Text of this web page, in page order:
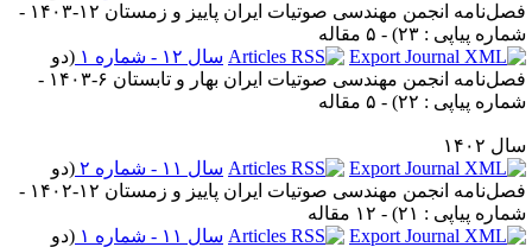
فصل‌نامه انجمن مهندسی صوتیات ايران پاییز و زمستان ۱۲-۱۴۰۳ -
پیاپی : ۲۳
) - ۵ مقاله
سال ۱۲ - شماره ۱
( دو
فصل‌نامه انجمن مهندسی صوتیات ايران بهار و تابستان ۶-۱۴۰۳ -
پیاپی : ۲۲
) - ۵ مقاله
۱۴۰۲
سال ۱۱ - شماره ۲
(دو
فصل‌نامه انجمن مهندسی صوتیات ايران پاییز و زمستان ۱۲-۱۴۰۲ -
پیاپی : ۲۱
) - ۱۲ مقاله
سال ۱۱ - شماره ۱
( دو